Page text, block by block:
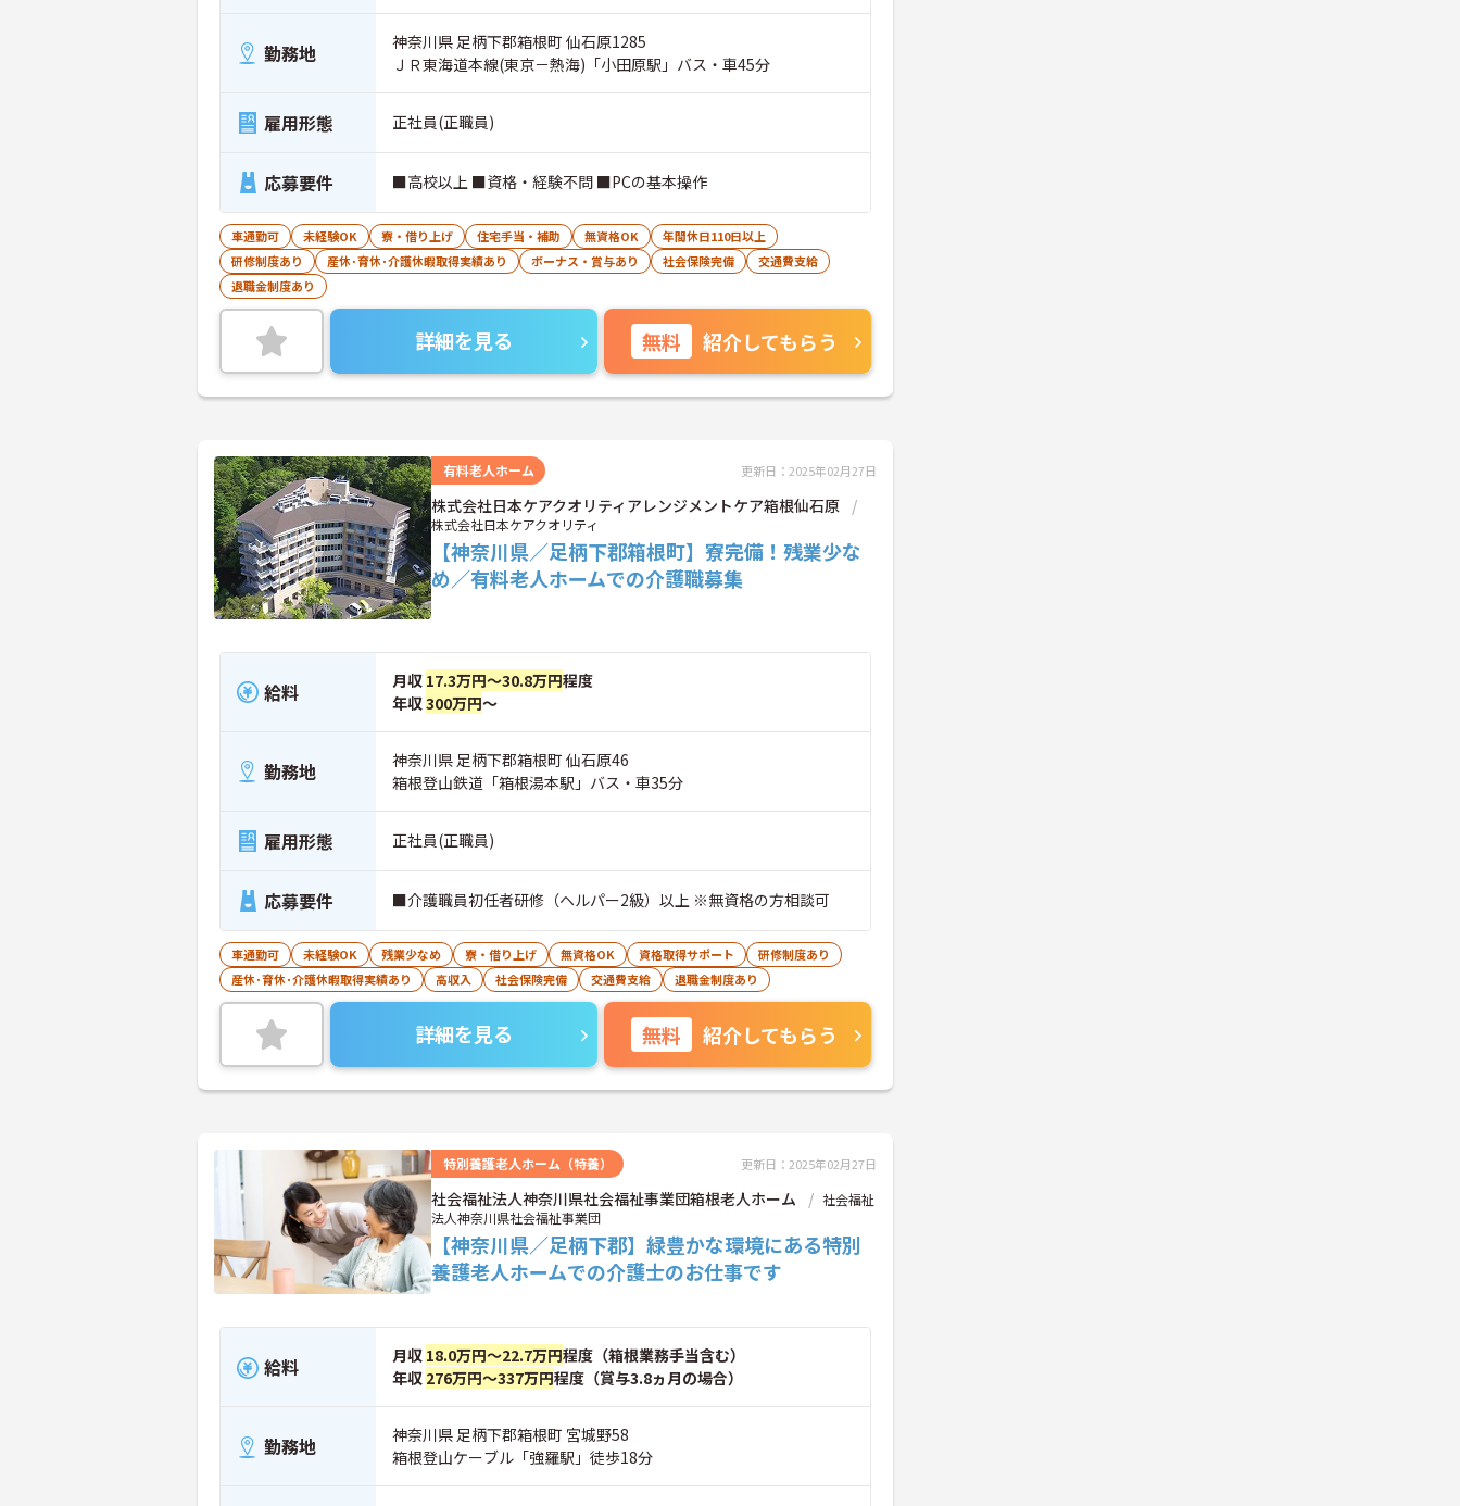
勤務地
神奈川県 足柄下郡箱根町 仙石原1285
ＪＲ東海道本線(東京－熱海)「小田原駅」バス・車45分
雇用形態 正社員(正職員)
応募要件 ■高校以上 ■資格・経験不問 ■PCの基本操作
車通勤可 未経験OK 寮・借り上げ 住宅手当・補助 無資格OK
年間休日110日以上
研修制度あり
産休･育休･介護休暇取得実績あり ボーナス・賞与あり 社会保険完備
交通費支給
退職金制度あり
詳細を見る 無料 紹介してもらう
有料老人ホーム 更新日：2025年02月27日
株式会社日本ケアクオリティアレンジメントケア箱根仙石原
株式会社日本ケアクオリティ
【神奈川県／足柄下郡箱根町】寮完備！残業少な
め／有料老人ホームでの介護職募集
給料 月収 17.3万円～30.8万円程度
年収300万円～
勤務地
神奈川県 足柄下郡箱根町 仙石原46
箱根登山鉄道「箱根湯本駅」バス・車35分
雇用形態 正社員(正職員)
応募要件 ■介護職員初任者研修（ヘルパー2級）以上 ※無資格の方相談可
車通勤可 未経験OK 残業少なめ 寮・借り上げ 無資格OK 資格取得サポート
研修制度あり
産休･育休･介護休暇取得実績あり
高収入 社会保険完備 交通費支給 退職金制度あり
詳細を見る 無料 紹介してもらう
特別養護老人ホーム（特養） 更新日：2025年02月27日
社会福祉法人神奈川県社会福祉事業団箱根老人ホーム
社会福祉
法人神奈川県社会福祉事業団
【神奈川県／足柄下郡】緑豊かな環境にある特別
養護老人ホームでの介護士のお仕事です
給料 月収 18.0万円～22.7万円程度（箱根業務手当含む）
年収 276万円～337万円程度（賞与3.8ヵ月の場合）
勤務地
神奈川県 足柄下郡箱根町 宮城野58
箱根登山ケーブル「強羅駅」徒歩18分